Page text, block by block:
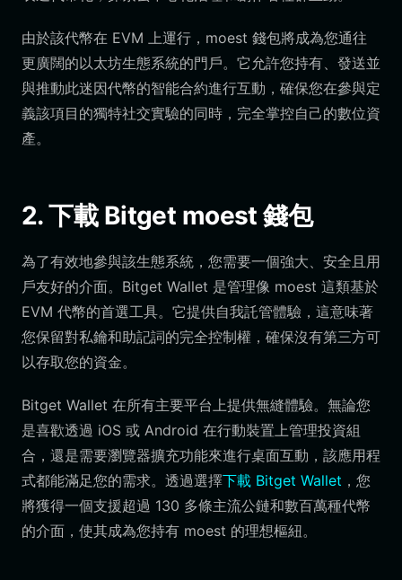
由於該代幣在 EVM 上運行，moest 錢包將成為您通往
更廣闊的以太坊生態系統的門戶。它允許您持有、發送並
與推動此迷因代幣的智能合約進行互動，確保您在參與定
義該項目的獨特社交實驗的同時，完全掌控自己的數位資
產。
2. 下載 Bitget moest 錢包
為了有效地參與該生態系統，您需要一個強大、安全且用
戶友好的介面。Bitget Wallet 是管理像 moest 這類基於
EVM 代幣的首選工具。它提供自我託管體驗，這意味著
您保留對私鑰和助記詞的完全控制權，確保沒有第三方可
以存取您的資金。
Bitget Wallet 在所有主要平台上提供無縫體驗。無論您
是喜歡透過 iOS 或 Android 在行動裝置上管理投資組
合，還是需要瀏覽器擴充功能來進行桌面互動，該應用程
式都能滿足您的需求。透過選擇下載 Bitget Wallet ，您
將獲得一個支援超過 130 多條主流公鏈和數百萬種代幣
的介面，使其成為您持有 moest 的理想樞紐。